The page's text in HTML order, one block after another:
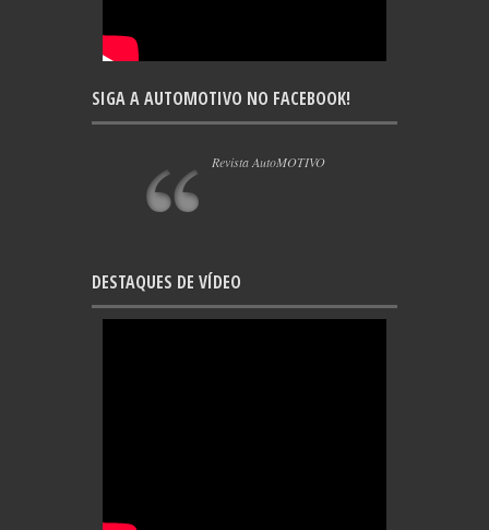
SIGA A AUTOMOTIVO NO FACEBOOK!
Revista AutoMOTIVO
DESTAQUES DE VÍDEO